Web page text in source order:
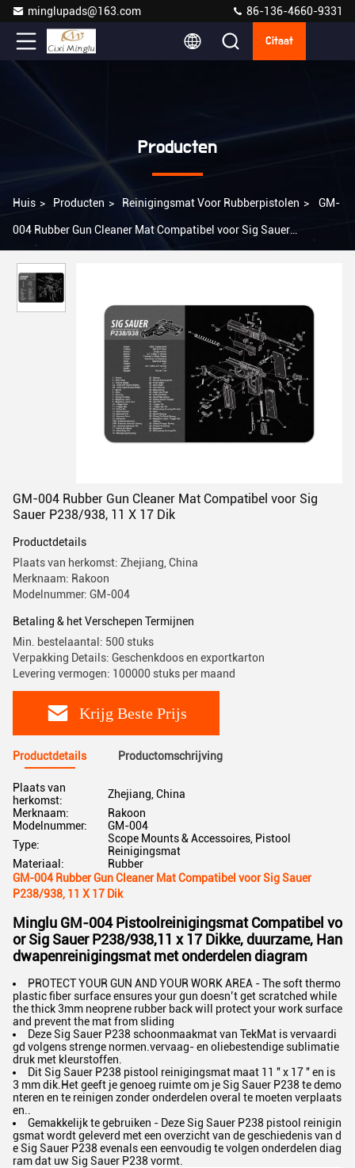
minglupads@163.com 86-136-4660-9331
Citaat
Producten
Huis > Producten > Reinigingsmat Voor Rubberpistolen > GM-
004 Rubber Gun Cleaner Mat Compatibel voor Sig Sauer
GM-004 Rubber Gun Cleaner Mat Compatibel voor Sig
Sauer P238/938, 11 X 17 Dik
Productdetails
Plaats van herkomst: Zhejiang, China
Merknaam: Rakoon
Modelnummer: GM-004
Betaling & het Verschepen Termijnen
Min. bestelaantal: 500 stuks
Verpakking Details: Geschenkdoos en exportkarton
Levering vermogen: 100000 stuks per maand
Krijg Beste Prijs
Productdetails Productomschrijving
Plaats van
herkomst:
Zhejiang, China
Merknaam:
Rakoon
Modelnummer:
GM-004
Type:
Scope Mounts & Accessoires, Pistool
Reinigingsmat
Materiaal:
Rubber
GM-004 Rubber Gun Cleaner Mat Compatibel voor Sig Sauer
P238/938, 11 X 17 Dik
Minglu GM-004 Pistoolreinigingsmat Compatibel vo
or Sig Sauer P238/938,11 x 17 Dikke, duurzame, Han
dwapenreinigingsmat met onderdelen diagram
PROTECT YOUR GUN AND YOUR WORK AREA - The soft thermo
plastic fiber surface ensures your gun doesn’t get scratched while
the thick 3mm neoprene rubber back will protect your work surface
and prevent the mat from sliding
Deze Sig Sauer P238 schoonmaakmat van TekMat is vervaardi
gd volgens strenge normen.vervaag- en oliebestendige sublimatie
druk met kleurstoffen.
Dit Sig Sauer P238 pistool reinigingsmat maat 11 ′′ x 17 ′′ en is
3 mm dik.Het geeft je genoeg ruimte om je Sig Sauer P238 te demo
nteren en te reinigen zonder onderdelen overal te moeten verplaats
en..
Gemakkelijk te gebruiken - Deze Sig Sauer P238 pistool reinigin
gsmat wordt geleverd met een overzicht van de geschiedenis van d
e Sig Sauer P238 evenals een eenvoudig te volgen onderdelen diag
ram dat uw Sig Sauer P238 vormt.